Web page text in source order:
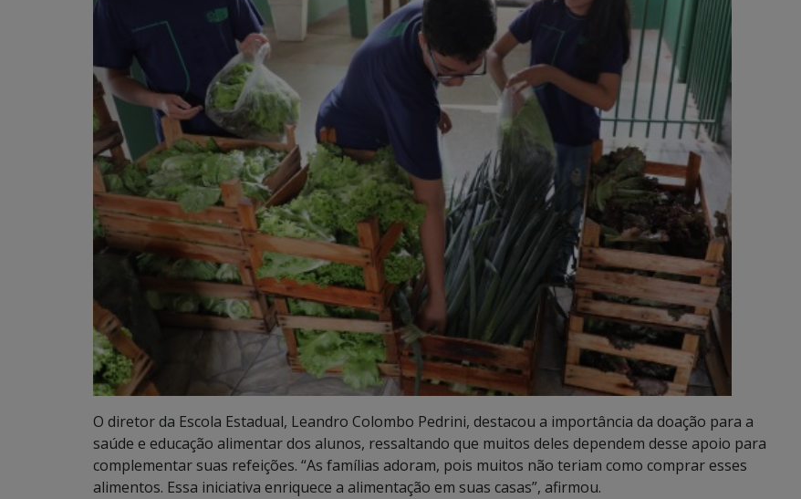
O diretor da Escola Estadual, Leandro Colombo Pedrini, destacou a importância da doação para a
saúde e educação alimentar dos alunos, ressaltando que muitos deles dependem desse apoio para
complementar suas refeições. “As famílias adoram, pois muitos não teriam como comprar esses
alimentos. Essa iniciativa enriquece a alimentação em suas casas”, afirmou.